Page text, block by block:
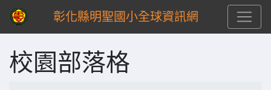
彰化縣明聖國小全球資訊網
校園部落格